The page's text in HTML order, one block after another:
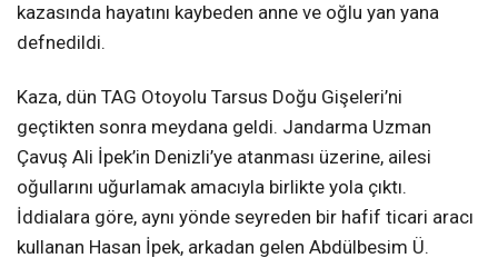
kazasında hayatını kaybeden anne ve oğlu yan yana
defnedildi.
Kaza, dün TAG Otoyolu Tarsus Doğu Gişeleri’ni
geçtikten sonra meydana geldi. Jandarma Uzman
Çavuş Ali İpek’in Denizli’ye atanması üzerine, ailesi
oğullarını uğurlamak amacıyla birlikte yola çıktı.
İddialara göre, aynı yönde seyreden bir hafif ticari aracı
kullanan Hasan İpek, arkadan gelen Abdülbesim Ü.